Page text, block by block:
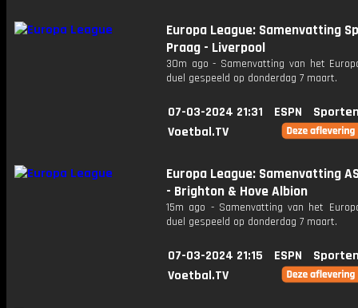
Europa League: Samenvatting
Praag - Liverpool
30m ago - Samenvatting van het
duel gespeeld op donderdag 7 maart.
07-03-2024 21:31 ESPN
Voetbal.TV
Europa League: Samenvatting
- Brighton & Hove Albion
15m ago - Samenvatting van het
duel gespeeld op donderdag 7 maart.
07-03-2024 21:15 ESPN
Voetbal.TV